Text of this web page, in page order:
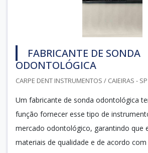
FABRICANTE DE SONDA
ODONTOLÓGICA
CARPE DENT INSTRUMENTOS / CAIEIRAS - SP
Um fabricante de sonda odontológica
função fornecer esse tipo de
mercado odontológico, garantindo que
materiais de qualidade e de acordo